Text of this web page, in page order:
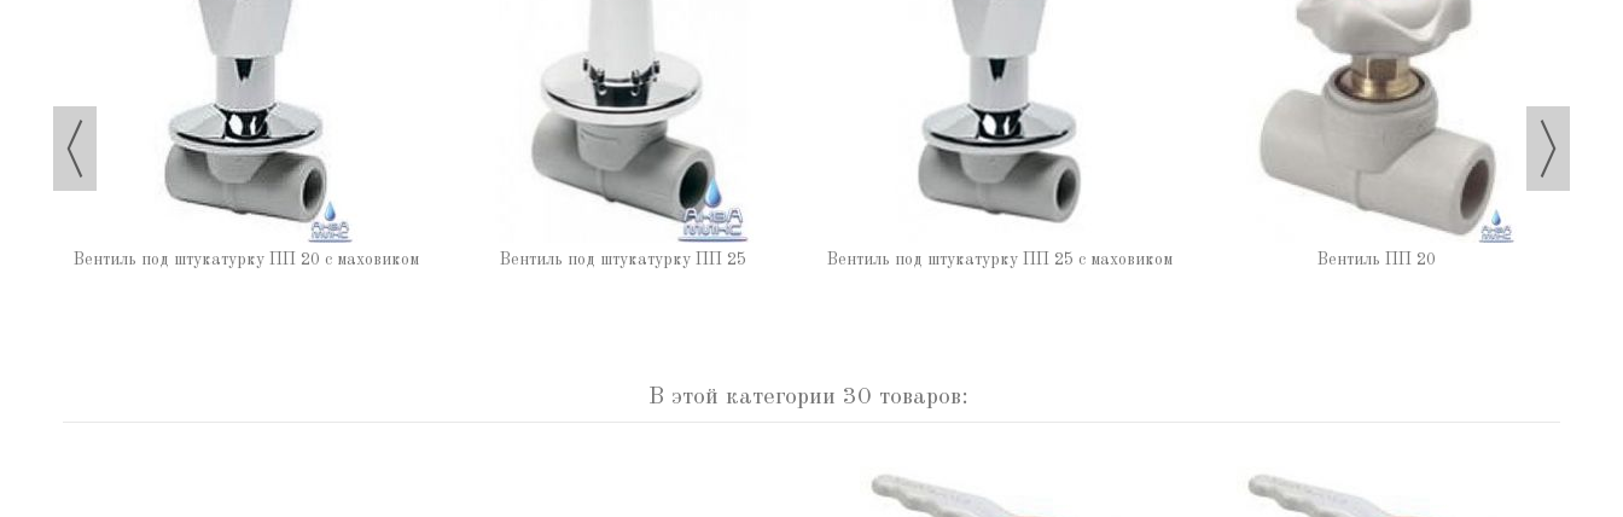
Вентиль под штукатурку ПП 20 с маховиком Вентиль под штукатурку ПП 25 Вентиль под штукатурку ПП 25 с маховиком Вентиль ПП 20
В этой категории 30 товаров: